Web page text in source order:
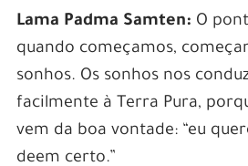
Lama Padma Samten: O
quando começamos,
sonhos. Os sonhos nos
facilmente à Terra Pura,
vem da boa vontade: “eu
deem certo.”